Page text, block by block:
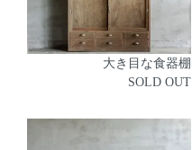
大き目な食器棚
SOLD OUT